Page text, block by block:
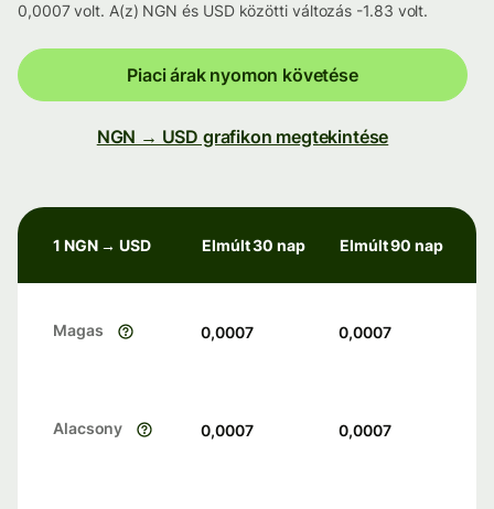
0,0007 volt. A(z) NGN és USD közötti változás -1.83 volt.
Piaci árak nyomon követése
NGN → USD grafikon megtekintése
1 NGN → USD Elmúlt 30 nap Elmúlt 90 nap
Magas 0,0007 0,0007
Alacsony 0,0007 0,0007